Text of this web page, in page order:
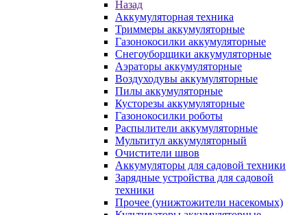
Назад
Аккумуляторная техника
Триммеры аккумуляторные
Газонокосилки аккумуляторные
Снегоуборщики аккумуляторные
Аэраторы аккумуляторные
Воздуходувы аккумуляторные
Пилы аккумуляторные
Кусторезы аккумуляторные
Газонокосилки роботы
Распылители аккумуляторные
Мультитул аккумуляторный
Очистители швов
Аккумуляторы для садовой техники
Зарядные устройства для садовой
техники
Прочее (унижтожители насекомых)